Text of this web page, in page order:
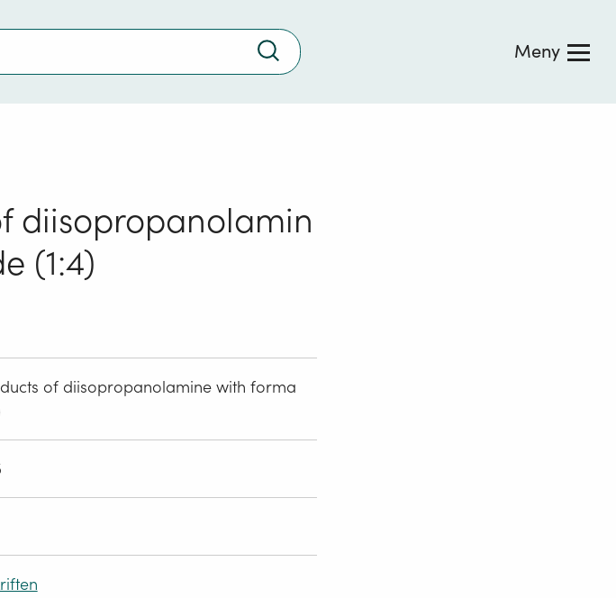
Trykk
søke
Meny
diisopropanolamin
(1:4)
of diisopropanolamine with forma